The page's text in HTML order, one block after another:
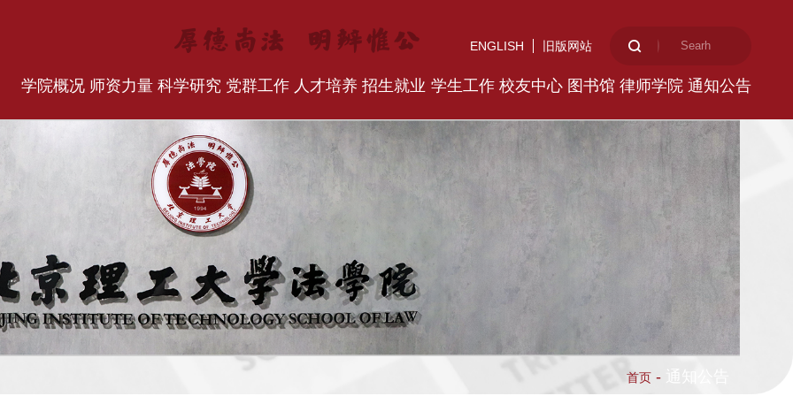
ENGLISH 旧版网站
学院概况 师资力量 科学研究 党群工作 人才培养 招生就业 学生工作 校友中心 图书馆 律师学院 通知公告
首页 -